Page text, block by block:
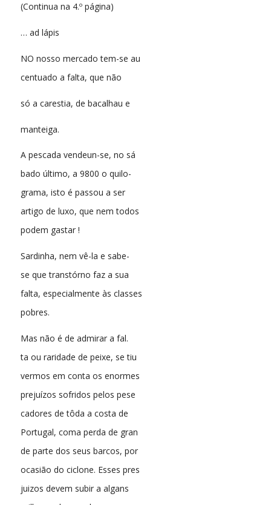
(Continua na 4.º página)
… ad lápis
NO nosso mercado tem-se au
centuado a falta, que não
só a carestia, de bacalhau e
manteiga.
A pescada vendeun-se, no sá
bado último, a 9800 o quilo-
grama, isto é passou a ser
artigo de luxo, que nem todos
podem gastar !
Sardinha, nem vê-la e sabe-
se que transtórno faz a sua
falta, especialmente às classes
pobres.
Mas não é de admirar a fal.
ta ou raridade de peixe, se tiu
vermos em conta os enormes
prejuízos sofridos pelos pese
cadores de tôda a costa de
Portugal, coma perda de gran
de parte dos seus barcos, por
ocasião do ciclone. Esses pres
juizos devem subir a algans